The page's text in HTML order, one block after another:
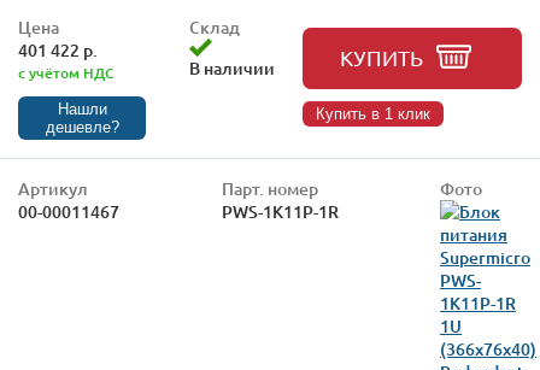
Цена
401 422 р.
с учётом НДС
Нашли
дешевле?
Склад
В наличии
КУПИТЬ
Купить в 1 клик
Артикул
00-00011467
Парт. номер
PWS-1K11P-1R
Фото